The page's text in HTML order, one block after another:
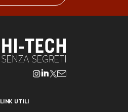
LINK UTILI